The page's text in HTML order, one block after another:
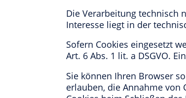
Die Verarbeitung technisch
Interesse liegt in der
Sofern Cookies eingesetzt
Art. 6 Abs. 1 lit. a DSGVO.
Sie können Ihren Browser
erlauben, die Annahme von